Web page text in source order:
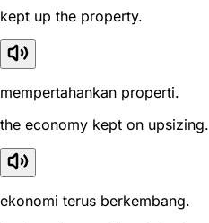
kept up the property.
mempertahankan properti.
the economy kept on upsizing.
ekonomi terus berkembang.